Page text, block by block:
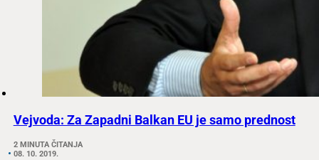
Vejvoda: Za Zapadni Balkan EU je samo prednost
2 MINUTA ČITANJA
08. 10. 2019.